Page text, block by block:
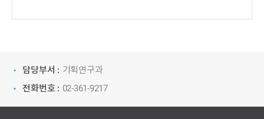
담당부서 : 기획연구과
전화번호 : 02-361-9217